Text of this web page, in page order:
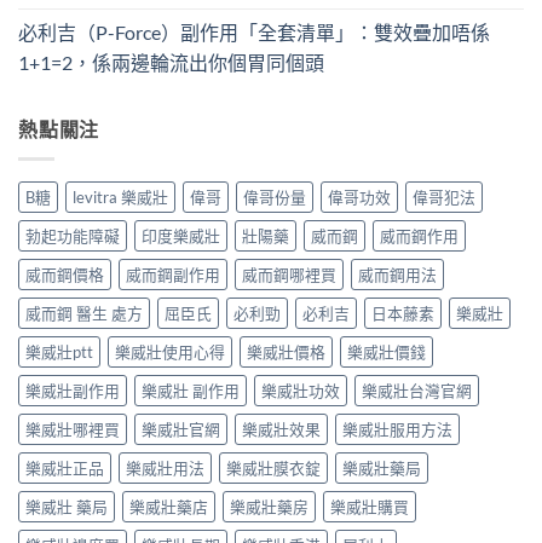
必利吉（P-Force）副作用「全套清單」：雙效疊加唔係
1+1=2，係兩邊輪流出你個胃同個頭
熱點關注
B糖 levitra 樂威壯 偉哥 偉哥份量 偉哥功效
偉哥犯法
勃起功能障礙
印度樂威壯 壯陽藥 威而鋼
威而鋼作用
威而鋼價格
威而鋼副作用 威而鋼哪裡買
威而鋼用法
威而鋼 醫生 處方
屈臣氏 必利勁 必利吉 日本藤素
樂威壯
樂威壯ptt
樂威壯使用心得 樂威壯價格
樂威壯價錢
樂威壯副作用
樂威壯 副作用 樂威壯功效
樂威壯台灣官網
樂威壯哪裡買
樂威壯官網 樂威壯效果
樂威壯服用方法
樂威壯正品
樂威壯用法 樂威壯膜衣錠
樂威壯藥局
樂威壯 藥局
樂威壯藥店 樂威壯藥房
樂威壯購買